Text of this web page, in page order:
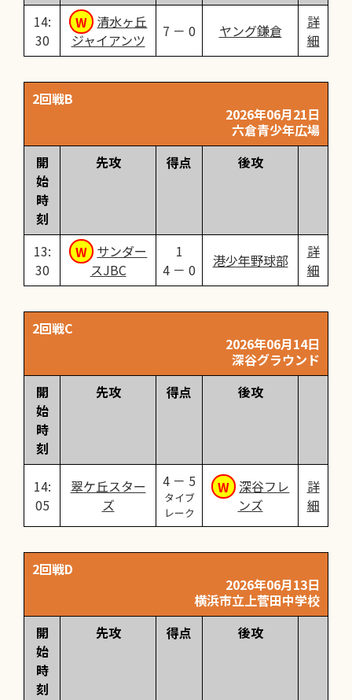
14:
30
清水ヶ丘
ジャイアンツ
7 － 0 ヤング鎌倉
詳
細
2回戦B
2026年06月21日
六倉青少年広場
開
始
時
刻
先攻 得点 後攻
13:
30
サンダー
スJBC
1
4 － 0
港少年野球部
詳
細
2回戦C
2026年06月14日
深谷グラウンド
開
始
時
刻
先攻 得点 後攻
14:
05
翠ケ丘スター
ズ
4 － 5
タイブ
レーク
深谷フレ
ンズ
詳
細
2回戦D
2026年06月13日
横浜市立上菅田中学校
開
始
時
刻
先攻 得点 後攻